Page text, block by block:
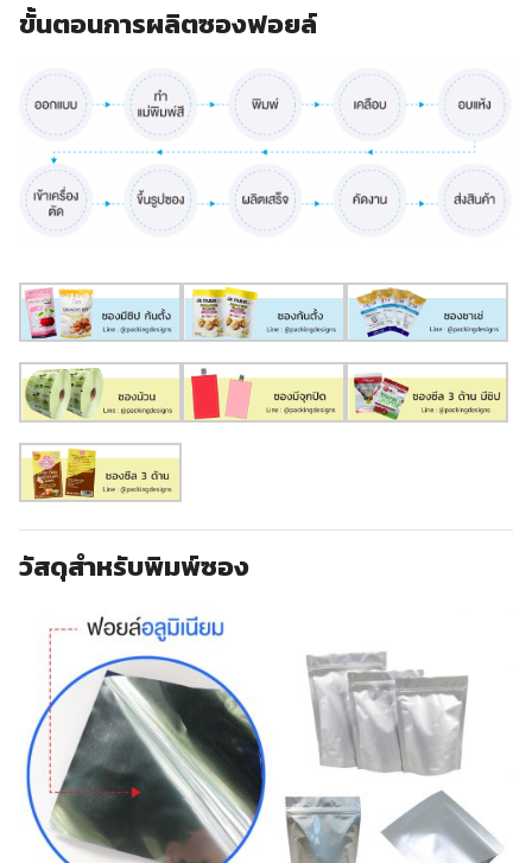
ขั้นตอนการผลิตซองฟอยล์
วัสดุสำหรับพิมพ์ซอง